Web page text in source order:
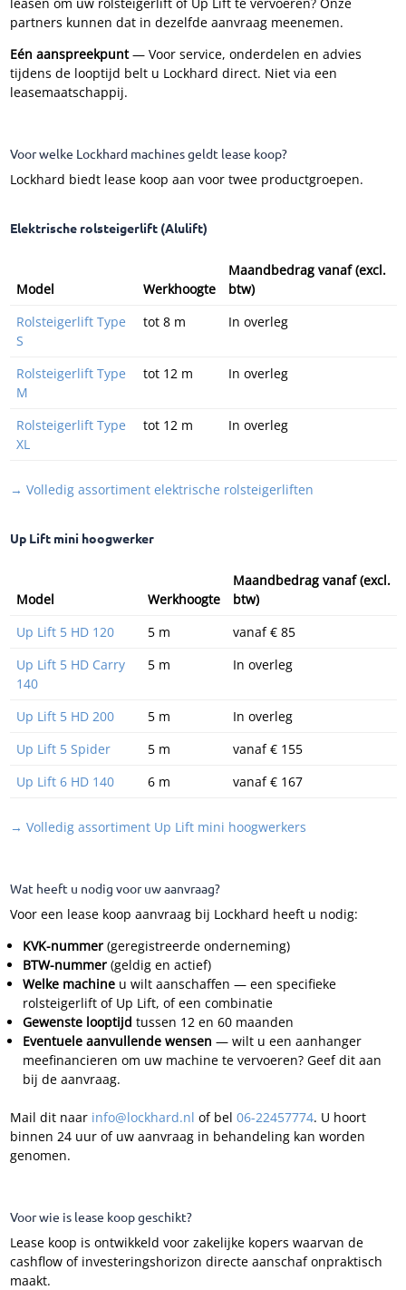
partners kunnen dat in dezelfde aanvraag meenemen.
Eén aanspreekpunt— Voor service, onderdelen en advies
tijdens de looptijd belt u Lockhard direct. Niet via een
leasemaatschappij.
Voor welke Lockhard machines geldt lease koop?
Lockhard biedt lease koop aan voor twee productgroepen.
Elektrische rolsteigerlift (Alulift)
Model Werkhoogte
Maandbedrag vanaf (excl.
btw)
Rolsteigerlift Type
S
tot 8 m In overleg
Rolsteigerlift Type
M
tot 12 m In overleg
Rolsteigerlift Type
XL
tot 12 m In overleg
→ Volledig assortiment elektrische rolsteigerliften
Up Lift mini hoogwerker
Model Werkhoogte
Maandbedrag vanaf (excl.
btw)
Up Lift 5 HD 120
5 m
vanaf € 85
Up Lift 5 HD Carry
140
5 m In overleg
Up Lift 5 HD 200 5 m
In overleg
Up Lift 5 Spider
5 m
vanaf € 155
Up Lift 6 HD 140
6 m vanaf € 167
→ Volledig assortiment Up Lift mini hoogwerkers
Wat heeft u nodig voor uw aanvraag?
Voor een lease koop aanvraag bij Lockhard heeft u nodig:
KVK-nummer(geregistreerde onderneming)
BTW-nummer(geldig en actief)
Welke machineu wilt aanschaffen — een specifieke
rolsteigerlift of Up Lift, of een combinatie
Gewenste looptijd tussen 12 en 60 maanden
Eventuele aanvullende wensen — wilt u een aanhanger
meefinancieren om uw machine te vervoeren? Geef dit aan
bij de aanvraag.
Mail dit naar info@lockhard.nl of bel 06-22457774. U hoort
binnen 24 uur of uw aanvraag in behandeling kan worden
genomen.
Voor wie is lease koop geschikt?
Lease koop is ontwikkeld voor zakelijke kopers waarvan de
cashflow of investeringshorizon directe aanschaf onpraktisch
maakt.